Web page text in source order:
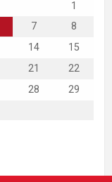
1
7
8
14
15
21
22
28
29